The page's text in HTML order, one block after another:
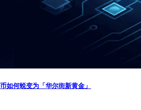
如何蜕变为「华尔街新黄金」